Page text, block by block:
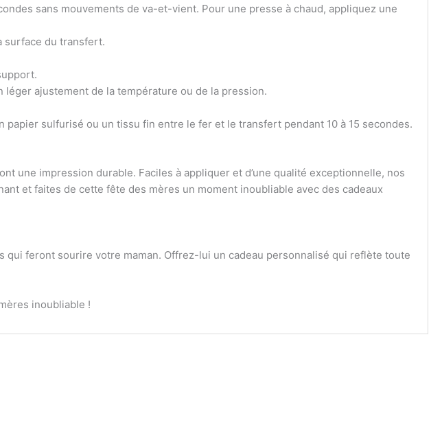
sans mouvements de va-et-vient. Pour une presse à chaud, appliquez une
surface du transfert.
léger ajustement de la température ou de la pression.
sulfurisé ou un tissu fin entre le fer et le transfert pendant 10 à 15 secondes.
une impression durable. Faciles à appliquer et d’une qualité exceptionnelle, nos
et faites de cette fête des mères un moment inoubliable avec des cadeaux
feront sourire votre maman. Offrez-lui un cadeau personnalisé qui reflète toute
inoubliable !